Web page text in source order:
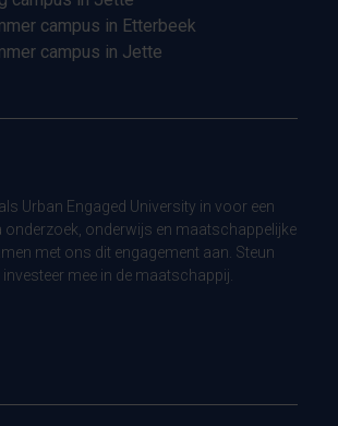
campus in Etterbeek
campus in Jette
Urban Engaged University in voor een
onderzoek, onderwijs en maatschappelijke
met ons dit engagement aan. Steun
mee in de maatschappij.